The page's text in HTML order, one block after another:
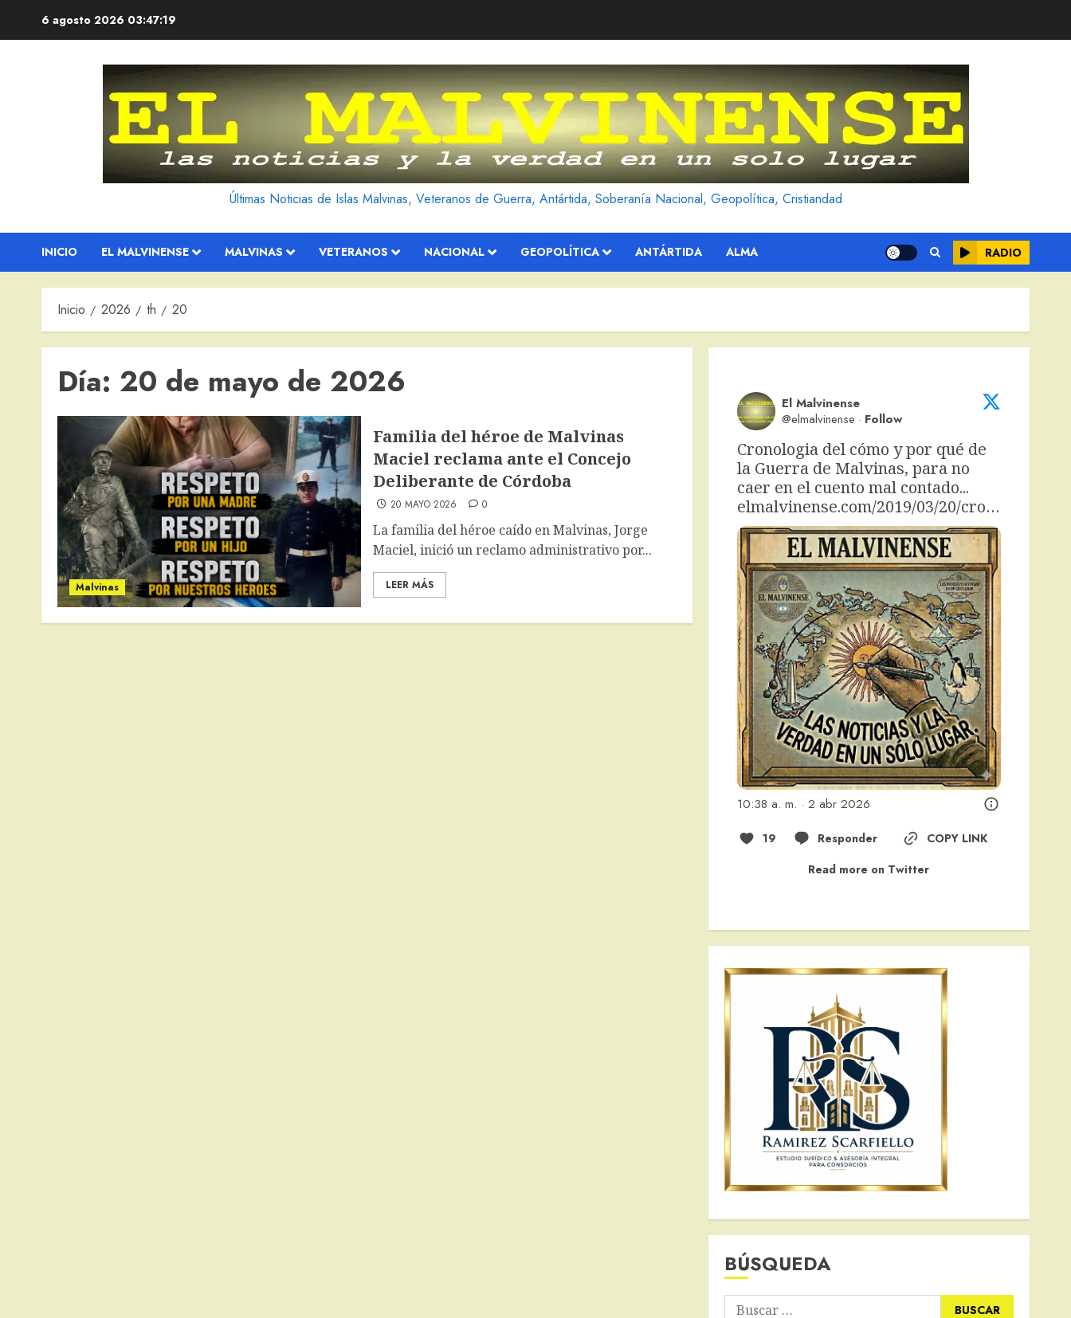
6 agosto 2026 03:47:20
Últimas Noticias de Islas Malvinas, Veteranos de Guerra, Antártida, Soberanía Nacional, Geopolítica, Cristiandad
INICIO EL MALVINENSE MALVINAS VETERANOS NACIONAL GEOPOLÍTICA ANTÁRTIDA ALMA RADIO
Inicio 2026 th 20
Día: 20 de mayo de 2026
Malvinas
Familia del héroe de Malvinas
Maciel reclama ante el Concejo
Deliberante de Córdoba
20 MAYO 2026 0
La familia del héroe caído en Malvinas, Jorge
Maciel, inició un reclamo administrativo por...
LEER MÁS
El Malvinense
@elmalvinense · Follow
Cronologia del cómo y por qué de
la Guerra de Malvinas, para no
elmalvinense.com/2019/03/20/cro…
10:38 a. m. · 2 abr 2026
19 Responder
COPY LINK
Read more on Twitter
BÚSQUEDA
Buscar: